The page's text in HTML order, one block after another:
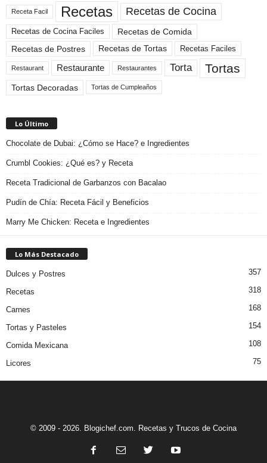
Receta Facil Recetas Recetas de Cocina
Recetas de Cocina Faciles
Recetas de Comida
Recetas de Postres
Recetas de Tortas Recetas Faciles
Restaurant Restaurante Restaurantes Torta Tortas
Tortas Decoradas Tortas de Cumpleaños
Lo Último
Chocolate de Dubai: ¿Cómo se Hace? e Ingredientes
Crumbl Cookies: ¿Qué es? y Receta
Receta Tradicional de Garbanzos con Bacalao
Pudín de Chía: Receta Fácil y Beneficios
Marry Me Chicken: Receta e Ingredientes
Lo Más Destacado
Dulces y Postres 357
Recetas 318
Carnes 168
Tortas y Pasteles 154
Comida Mexicana 108
Licores 75
© 2009 - 2026. Blogichef.com. Recetas y Trucos de Cocina